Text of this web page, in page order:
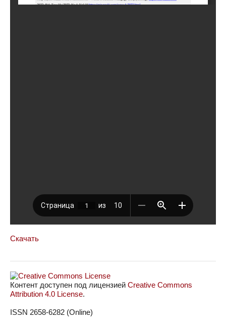
Скачать
Контент доступен под лицензией Creative Commons
Attribution 4.0 License.
ISSN 2658-6282 (Online)